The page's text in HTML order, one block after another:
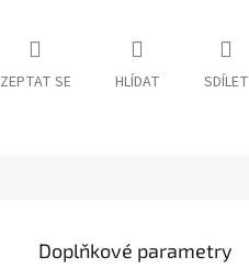
ZEPTAT SE HLÍDAT SDÍLET
Doplňkové parametry